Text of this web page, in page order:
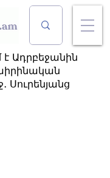
է Ադրբեջանին
Սուրենյանց